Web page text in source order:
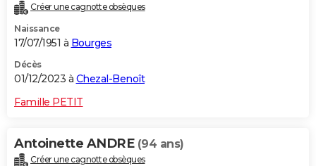
Créer une cagnotte obsèques
Naissance
17/07/1951 à Bourges
Décès
01/12/2023 à Chezal-Benoît
Famille PETIT
Antoinette ANDRE (94 ans)
Créer une cagnotte obsèques